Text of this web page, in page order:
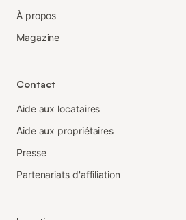
À propos
Magazine
Contact
Aide aux locataires
Aide aux propriétaires
Presse
Partenariats d'affiliation